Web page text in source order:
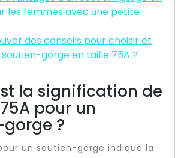
les femmes avec une petite
des conseils pour choisir et
gorge en taille 75A ?
la signification de
pour un
?
un soutien-gorge indique la